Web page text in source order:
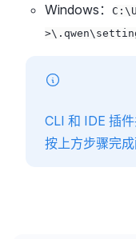
Windows：
CLI 和 IDE 插
按上方步骤完成